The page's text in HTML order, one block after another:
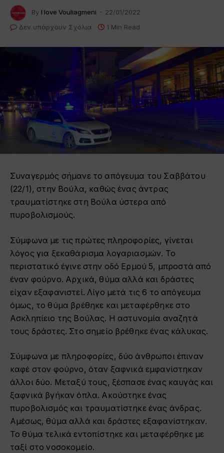
By I love Vouliagmeni
22/01/2022
Δεν υπάρχουν Σχόλια
1 Min Read
Συναγερμός σήμανε το απόγευμα του Σαββάτου
(22/1), στην Βούλα, καθώς ένας άντρας
τραυματίστηκε στη Βούλα ύστερα από
πυροβολισμούς.
Σύμφωνα με τις πρώτες πληροφορίες, γίνεται
λόγος για ξεκαθάρισμα λογαριασμών. Το
περιστατικό έγινε στην οδό Ερμού 5, μπροστά από
έναν φούρνο. Αρχικά, θύμα αλλά και δράστες
είχαν εξαφανιστεί. Λίγο μετά τις 6 το απόγευμα
όμως, το θύμα βρέθηκε και μεταφέρθηκε στο
Ασκληπίειο της Βούλας. Η αστυνομία αναζητά
τους δράστες. Στο σημείο βρέθηκε ένας κάλυκας.
Σύμφωνα με πληροφορίες, δύο άνθρωποι έπιναν
καφέ στον φούρνο, όταν ξαφνικά εμφανίστηκαν
άλλοι δύο. Μεταξύ τους, ξέσπασε ένας καυγάς και
ξαφνικά βγήκαν όπλα. Ακούστηκε ένας
πυροβολισμός και τραυματίστηκε ένας άνδρας.
Αμέσως, θύμα αλλά και δράστες εξαφανίστηκαν.
Το θύμα τελικά εντοπίστηκε και μεταφέρθηκε με
ταξί στο νοσοκομείο.